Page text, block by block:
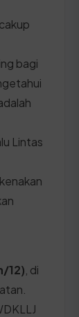
bagi
Lintas
12) , di